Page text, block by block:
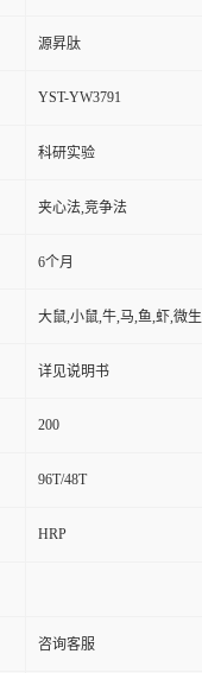
源昇肽
YST-YW3791
科研实验
夹心法,竞争法
6个月
大鼠,小鼠,牛,马,鱼,虾,微
详见说明书
200
96T/48T
HRP
咨询客服